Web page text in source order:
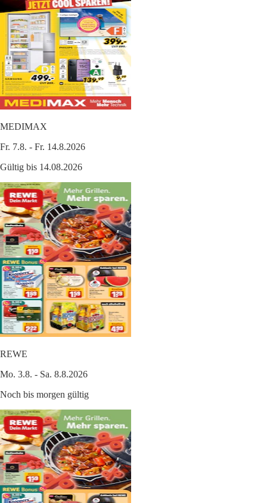
MEDIMAX
Fr. 7.8. - Fr. 14.8.2026
Gültig bis 14.08.2026
REWE
Mo. 3.8. - Sa. 8.8.2026
Noch bis morgen gültig